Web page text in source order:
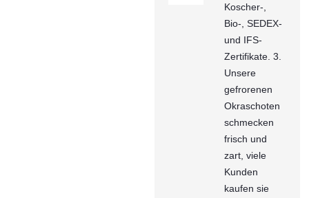
Koscher-,
Bio-, SEDEX-
und IFS-
Zertifikate. 3.
Unsere
gefrorenen
Okraschoten
schmecken
frisch und
zart, viele
Kunden
kaufen sie